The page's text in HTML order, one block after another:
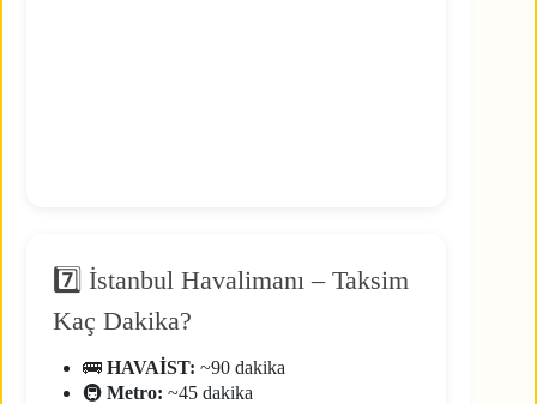
7️⃣ İstanbul Havalimanı – Taksim
Kaç Dakika?
🚌 HAVAİST: ~90 dakika
🚇 Metro: ~45 dakika